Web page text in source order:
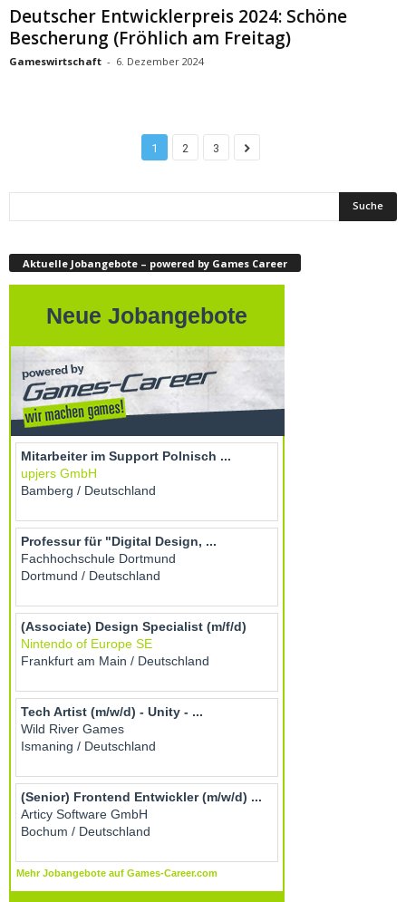
Deutscher Entwicklerpreis 2024: Schöne
Bescherung (Fröhlich am Freitag)
Gameswirtschaft - 6. Dezember 2024
1 2 3
Aktuelle Jobangebote – powered by Games Career